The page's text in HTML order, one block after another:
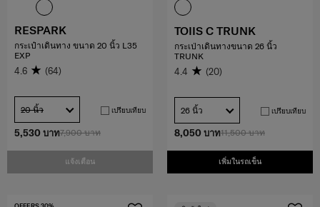
7,900 บาท
5,530 บาท
แจ้งเตือน
RESPARK
กระเป๋าเดินทาง ขนาด 20 นิ้ว L35
EXP
4.6 (64)
20 นิ้ว เปรียบเทียบ
11,500 บาท
8,050 บาท
เพิ่มในรถเข็น
TOIIS C TRUNK
กระเป่าเดินทางขนาด 26 นิ้ว
TRUNK
4.4 (20)
26 นิ้ว เปรียบเทียบ